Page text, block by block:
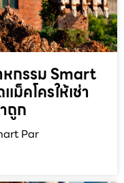
หกรรม Smart
ม็คโครให้เช่า
ถูก
Par